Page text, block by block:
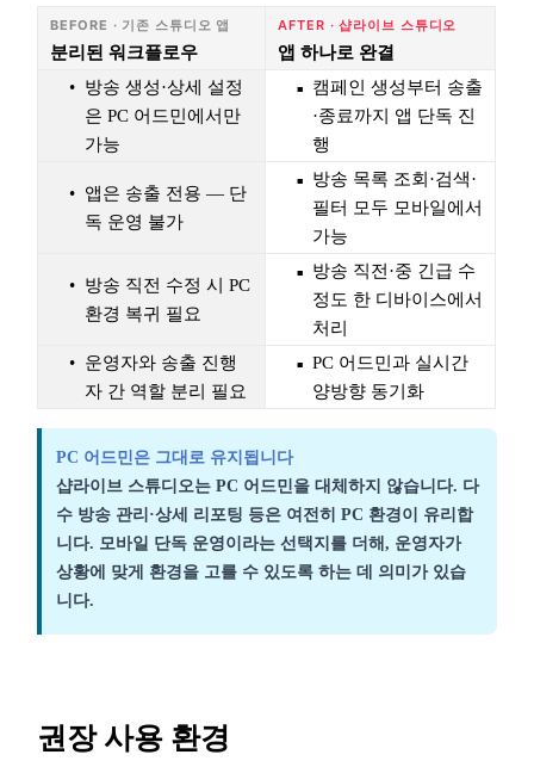
BEFORE · 기존 스튜디오 앱
분리된 워크플로우
AFTER · 샵라이브 스튜디오
앱 하나로 완결
방송 생성·상세 설정
은 PC 어드민에서만
가능
캠페인 생성부터 송출
·종료까지 앱 단독 진
행
앱은 송출 전용 — 단
독 운영 불가
방송 목록 조회·검색·
필터 모두 모바일에서
가능
방송 직전 수정 시 PC
환경 복귀 필요
방송 직전·중 긴급 수
정도 한 디바이스에서
처리
운영자와 송출 진행
자 간 역할 분리 필요
PC 어드민과 실시간
양방향 동기화
PC 어드민은 그대로 유지됩니다
샵라이브 스튜디오는 PC 어드민을 대체하지 않습니다. 다
수 방송 관리·상세 리포팅 등은 여전히 PC 환경이 유리합
니다. 모바일 단독 운영이라는 선택지를 더해, 운영자가
상황에 맞게 환경을 고를 수 있도록 하는 데 의미가 있습
니다.
권장 사용 환경